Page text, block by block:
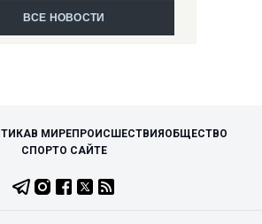
ВСЕ НОВОСТИ
В МИРЕПРОИСШЕСТВИЯОБЩЕСТВО
СПОРТО САЙТЕ